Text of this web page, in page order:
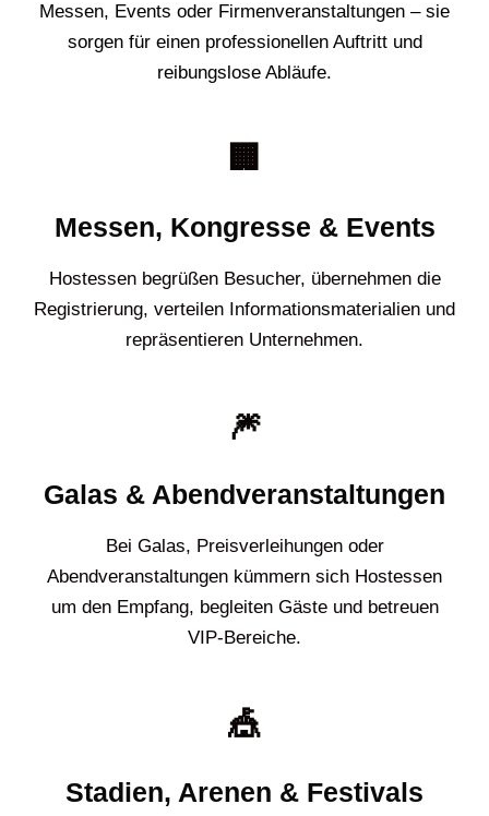
Messen, Events oder Firmenveranstaltungen – sie
sorgen für einen professionellen Auftritt und
reibungslose Abläufe.
🏢
Messen, Kongresse & Events
Hostessen begrüßen Besucher, übernehmen die
Registrierung, verteilen Informationsmaterialien und
repräsentieren Unternehmen.
🎆
Galas & Abendveranstaltungen
Bei Galas, Preisverleihungen oder
Abendveranstaltungen kümmern sich Hostessen
um den Empfang, begleiten Gäste und betreuen
VIP-Bereiche.
🎪
Stadien, Arenen & Festivals